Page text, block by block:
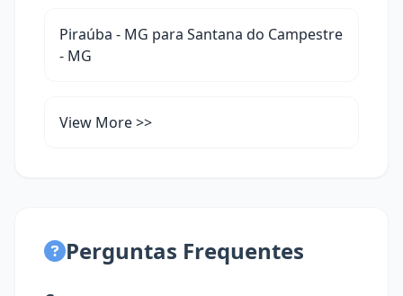
Piraúba - MG para Santana do Campestre
- MG
View More >>
Perguntas Frequentes